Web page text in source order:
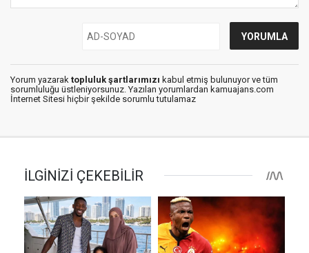
Yorum yazarak topluluk şartlarımızı kabul etmiş bulunuyor ve tüm
sorumluluğu üstleniyorsunuz. Yazılan yorumlardan kamuajans.com
İnternet Sitesi hiçbir şekilde sorumlu tutulamaz